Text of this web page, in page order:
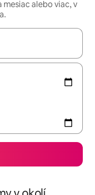
alebo viac, v
si ich prechádzať